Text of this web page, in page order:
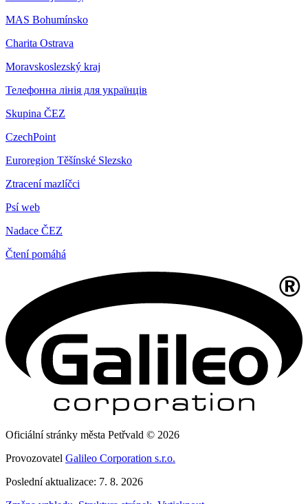
MAS Bohumínsko
Charita Ostrava
Moravskoslezský kraj
Телефонна лінія для українців
Skupina ČEZ
CzechPoint
Euroregion Těšínské Slezsko
Ztracení mazlíčci
Psí web
Nadace ČEZ
Čtení pomáhá
Oficiální stránky města Petřvald © 2026
Provozovatel Galileo Corporation s.r.o.
Poslední aktualizace: 7. 8. 2026